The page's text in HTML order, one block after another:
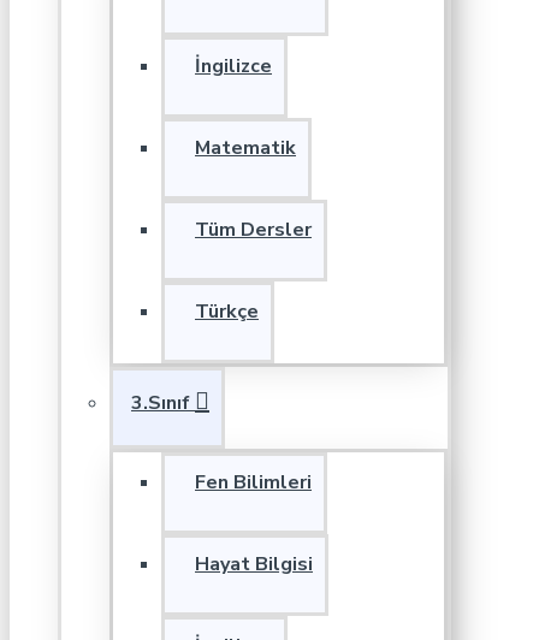
İngilizce
Matematik
Tüm Dersler
Türkçe
3.Sınıf
Fen Bilimleri
Hayat Bilgisi